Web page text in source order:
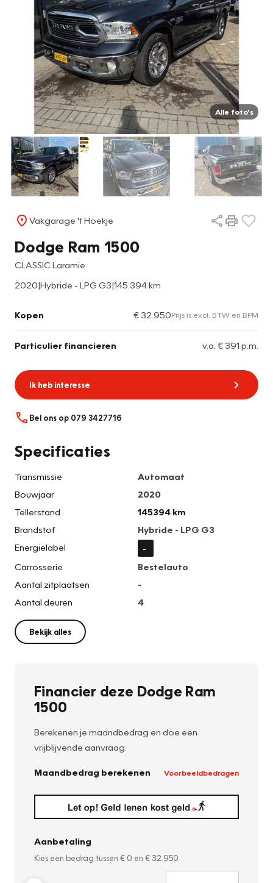
Alle foto's
Vakgarage 't Hoekje
Dodge Ram 1500
CLASSIC Laramie
2020|Hybride - LPG G3|145.394 km
Kopen € 32.950Prijs is excl. BTW en BPM
Particulier financieren v.a. € 391 p.m.
Ik heb interesse
Bel ons op 079 3427716
Specificaties
Transmissie
Automaat
Bouwjaar
2020
Tellerstand
145394 km
Brandstof
Hybride - LPG G3
Energielabel
-
Carrosserie
Bestelauto
Aantal zitplaatsen
-
Aantal deuren
4
Bekijk alles
Financier deze Dodge Ram
1500
Berekenen je maandbedrag en doe een
vrijblijvende aanvraag.
Maandbedrag berekenen Voorbeeldbedragen
Aanbetaling
Kies een bedrag tussen € 0 en € 32.950